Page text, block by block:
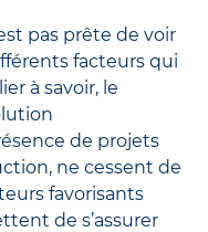
pas prête de voir
facteurs qui
à savoir, le
de projets
ne cessent de
favorisants
de s’assurer